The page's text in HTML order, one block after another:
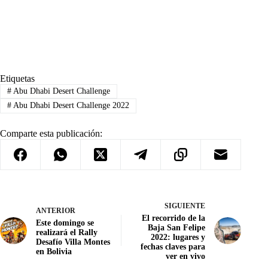
Etiquetas
#Abu Dhabi Desert Challenge
#Abu Dhabi Desert Challenge 2022
Comparte esta publicación:
ANTERIOR
Este domingo se
realizará el Rally
Desafío Villa Montes
en Bolivia
SIGUIENTE
El recorrido de la
Baja San Felipe
2022: lugares y
fechas claves para
ver en vivo